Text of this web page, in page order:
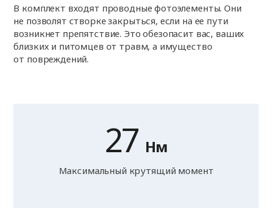
В комплект входят проводные фотоэлементы. Они
не позволят створке закрыться, если на ее пути
возникнет препятствие. Это обезопасит вас, ваших
близких и питомцев от травм, а имущество
от повреждений.
27 Нм
Максимальный крутящий момент